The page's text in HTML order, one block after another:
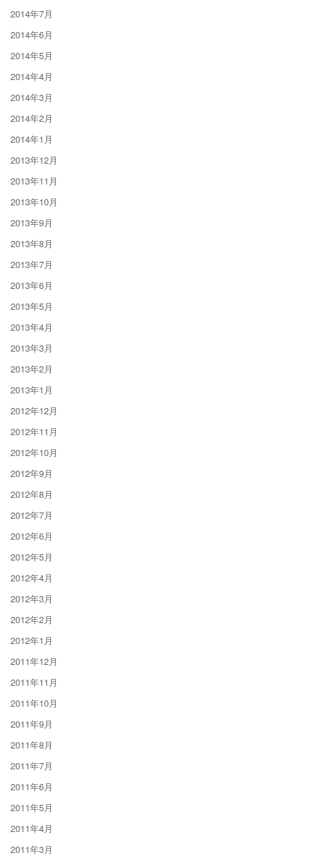
2014年7月
2014年6月
2014年5月
2014年4月
2014年3月
2014年2月
2014年1月
2013年12月
2013年11月
2013年10月
2013年9月
2013年8月
2013年7月
2013年6月
2013年5月
2013年4月
2013年3月
2013年2月
2013年1月
2012年12月
2012年11月
2012年10月
2012年9月
2012年8月
2012年7月
2012年6月
2012年5月
2012年4月
2012年3月
2012年2月
2012年1月
2011年12月
2011年11月
2011年10月
2011年9月
2011年8月
2011年7月
2011年6月
2011年5月
2011年4月
2011年3月